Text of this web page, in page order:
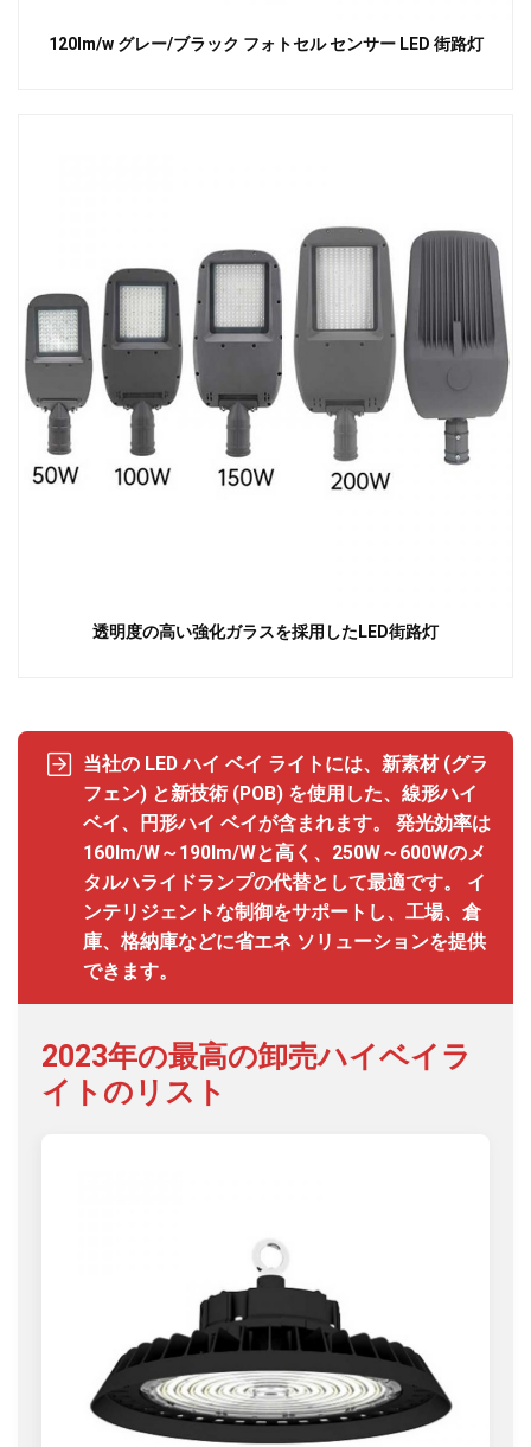
120lm/w グレー/ブラック フォトセル センサー LED 街路灯
透明度の高い強化ガラスを採用したLED街路灯
当社の LED ハイ ベイ ライトには、新素材 (グラ
フェン) と新技術 (POB) を使用した、線形ハイ
ベイ、円形ハイ ベイが含まれます。 発光効率は
160lm/W～190lm/Wと高く、250W～600Wのメ
タルハライドランプの代替として最適です。 イ
ンテリジェントな制御をサポートし、工場、倉
庫、格納庫などに省エネ ソリューションを提供
できます。
2023年の最高の卸売ハイベイラ
イトのリスト